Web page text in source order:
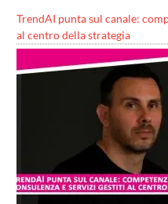
TrendAI punta sul canale:
al centro della strategia